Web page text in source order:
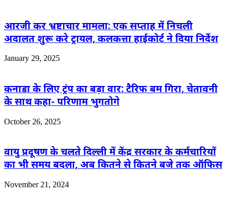
आरजी कर भ्रष्टाचार मामला: एक सप्ताह में निचली
अदालत शुरू करे ट्रायल, कलकत्ता हाईकोर्ट ने दिया निर्देश
January 29, 2025
कनाडा के लिए ट्रंप का बड़ा वार: टैरिफ बम गिरा, चेतावनी
के साथ कहा- परिणाम भुगतोगे
October 26, 2025
वायु प्रदूषण के चलते दिल्ली में केंद्र सरकार के कर्मचारियों
का भी समय बदला, अब कितने से कितने बजे तक ऑफिस
November 21, 2024